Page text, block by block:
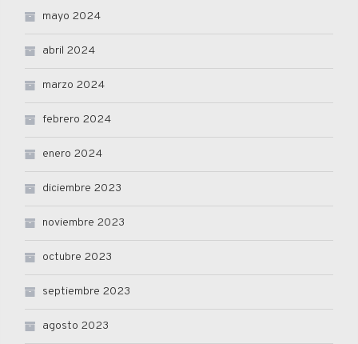
mayo 2024
abril 2024
marzo 2024
febrero 2024
enero 2024
diciembre 2023
noviembre 2023
octubre 2023
septiembre 2023
agosto 2023